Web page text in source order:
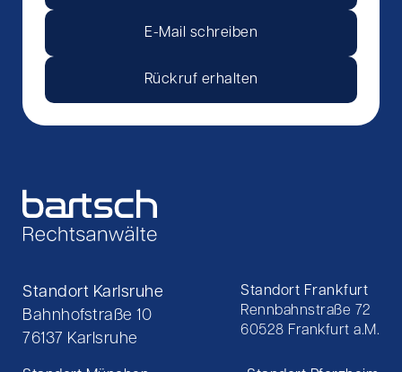
E-Mail schreiben
Rückruf erhalten
Standort Karlsruhe
Bahnhofstraße 10
76137 Karlsruhe
Standort Frankfurt
Rennbahnstraße 72
60528 Frankfurt a.M.